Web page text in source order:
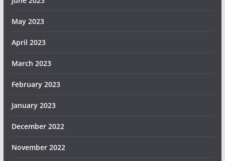
May 2023
April 2023
March 2023
February 2023
January 2023
December 2022
November 2022